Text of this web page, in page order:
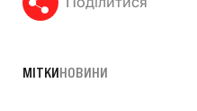
МІТКИНОВИНИ